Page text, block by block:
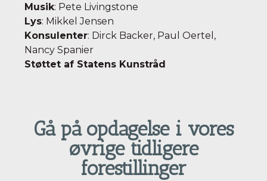
Musik: Pete Livingstone
Lys: Mikkel Jensen
Konsulenter: Dirck Backer, Paul Oertel,
Nancy Spanier
Støttet af Statens Kunstråd
Gå på opdagelse i vores
øvrige tidligere
forestillinger